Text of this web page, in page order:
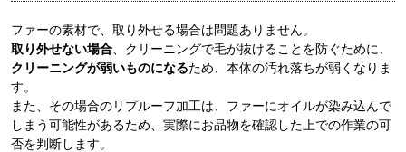
ファーの素材で、取り外せる場合は問題ありません。
取り外せない場合 、クリーニングで毛が抜けることを防ぐために、
クリーニングが弱いものになるため、本体の汚れ落ちが弱くなりま
す。
また、その場合のリプルーフ加工は、ファーにオイルが染み込んで
しまう可能性があるため、実際にお品物を確認した上での作業の可
否を判断します。